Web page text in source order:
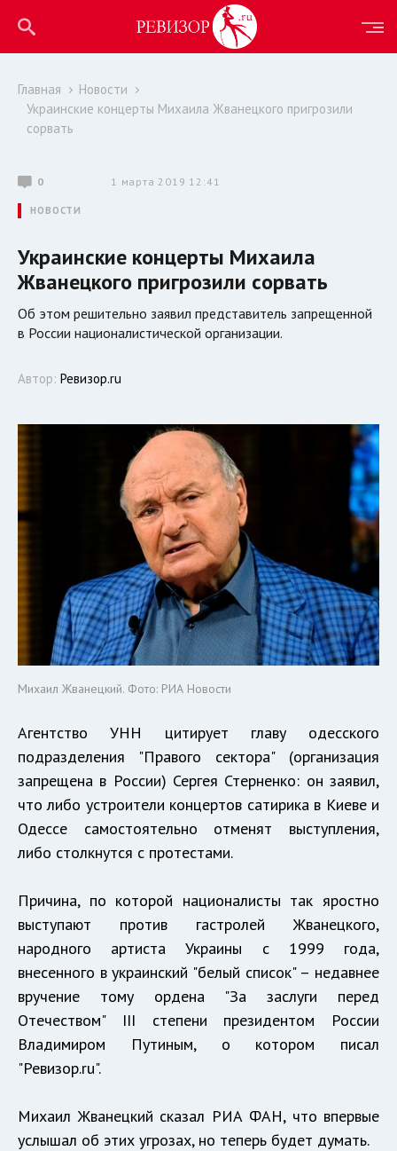
Главная
Новости
Украинские концерты Михаила Жванецкого пригрозили
сорвать
0 1 марта 2019 12:41
НОВОСТИ
Украинские концерты Михаила
Жванецкого пригрозили сорвать
Об этом решительно заявил представитель запрещенной
в России националистической организации.
Автор: Ревизор.ru
Михаил Жванецкий. Фото: РИА Новости
Агентство УНН цитирует главу одесского
подразделения "Правого сектора" (организация
запрещена в России) Сергея Стерненко: он заявил,
что либо устроители концертов сатирика в Киеве и
Одессе самостоятельно отменят выступления,
либо столкнутся с протестами.
Причина, по которой националисты так яростно
выступают против гастролей Жванецкого,
народного артиста Украины с 1999 года,
внесенного в украинский "белый список" – недавнее
вручение тому ордена "За заслуги перед
Отечеством" III степени президентом России
Владимиром Путиным, о котором писал
"Ревизор.ru".
Михаил Жванецкий сказал РИА ФАН, что впервые
услышал об этих угрозах, но теперь будет думать.